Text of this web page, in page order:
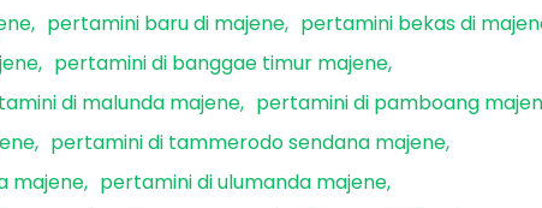
pertamini baru di majene
pertamini bekas di
pertamini di banggae timur majene
di malunda majene
pertamini di pamboang
pertamini di tammerodo sendana majene
majene
pertamini di ulumanda majene